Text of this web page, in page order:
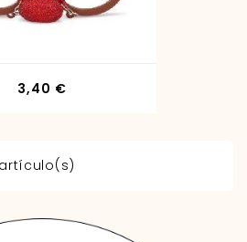
3,40 €Precio
artículo(s)